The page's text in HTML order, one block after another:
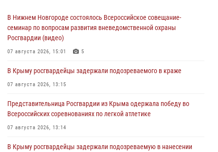
В Нижнем Новгороде состоялось Всероссийское совещание-
семинар по вопросам развития вневедомственной охраны
Росгвардии (видео)
07 августа 2026, 15:01 5
В Крыму росгвардейцы задержали подозреваемого в краже
07 августа 2026, 13:15
Представительница Росгвардии из Крыма одержала победу во
Всероссийских соревнованиях по легкой атлетике
07 августа 2026, 13:14
В Крыму росгвардейцы задержали подозреваемую в нанесении